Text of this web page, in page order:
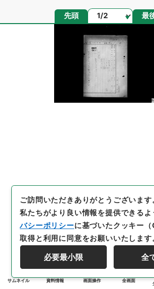
先頭 ページ 最
サムネイル 資料情報 画面操作 全画面
ご訪問いただきありがとうございます
私たちがより良い情報を提供できるよ
バシーポリシーに基づいたクッキー
取得と利用に同意をお願いいたします
必要最小限 全